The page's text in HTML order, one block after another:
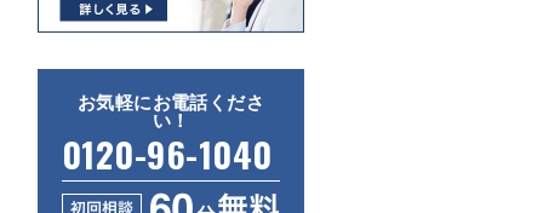
お気軽にお電話くださ
い！
0120-96-1040